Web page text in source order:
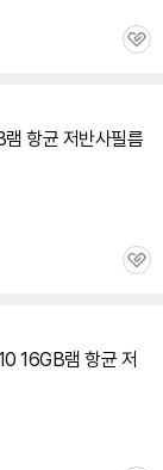
관
램 항균 저반사필름
관
16GB램 항균 저